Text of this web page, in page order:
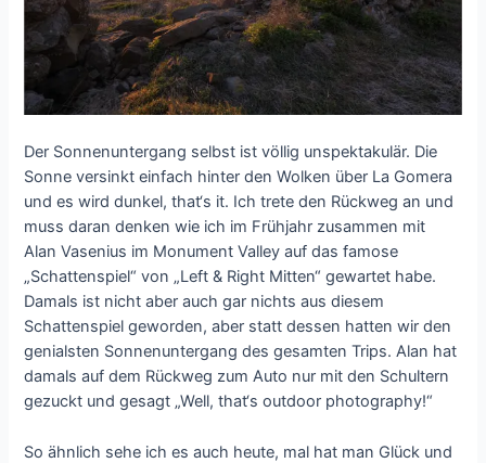
Der Sonnenuntergang selbst ist völlig unspektakulär. Die
Sonne versinkt einfach hinter den Wolken über La Gomera
und es wird dunkel, that‘s it. Ich trete den Rückweg an und
muss daran denken wie ich im Frühjahr zusammen mit
Alan Vasenius im Monument Valley auf das famose
„Schattenspiel“ von „Left & Right Mitten“ gewartet habe.
Damals ist nicht aber auch gar nichts aus diesem
Schattenspiel geworden, aber statt dessen hatten wir den
genialsten Sonnenuntergang des gesamten Trips. Alan hat
damals auf dem Rückweg zum Auto nur mit den Schultern
gezuckt und gesagt „Well, that‘s outdoor photography!“
So ähnlich sehe ich es auch heute, mal hat man Glück und